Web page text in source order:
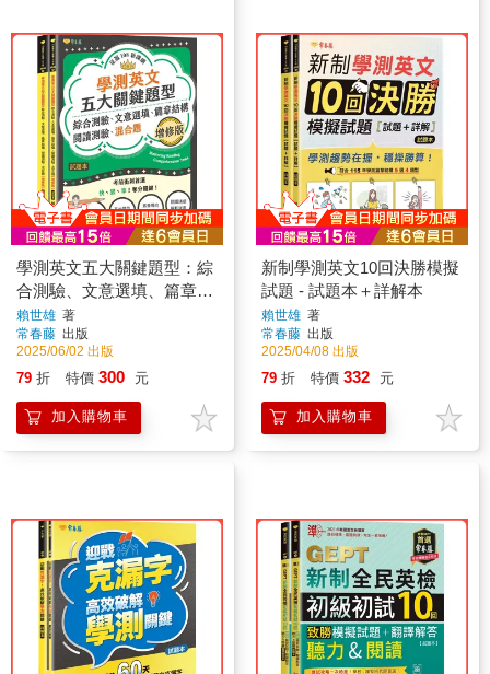
學測英文五大關鍵題型：綜
合測驗、文意選填、篇章結
構、閱讀測驗、混合題(增
修版)-試題本＋詳解本
賴世雄 著
常春藤 出版
2025/06/02 出版
79 折 特價 300 元
加入購物車
新制學測英文10回決勝模擬
試題 - 試題本＋詳解本
賴世雄 著
常春藤 出版
2025/04/08 出版
79 折 特價 332 元
加入購物車